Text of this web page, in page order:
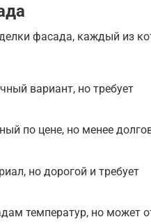
фасада, каждый из
вариант, но требует
по цене, но менее
но дорогой и требует
температур, но может